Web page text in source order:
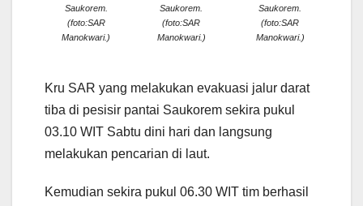
Saukorem.
(foto:SAR
Manokwari.)
Saukorem.
(foto:SAR
Manokwari.)
Saukorem.
(foto:SAR
Manokwari.)
Kru SAR yang melakukan evakuasi jalur darat
tiba di pesisir pantai Saukorem sekira pukul
03.10 WIT Sabtu dini hari dan langsung
melakukan pencarian di laut.
Kemudian sekira pukul 06.30 WIT tim berhasil